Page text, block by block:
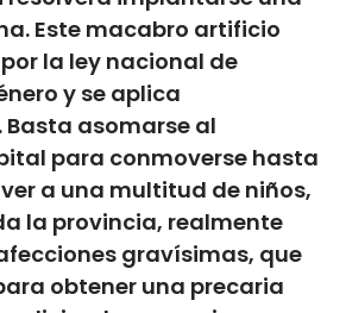
Este macabro artificio
la ley nacional de
y se aplica
asomarse al
para conmoverse hasta
a una multitud de niños,
la provincia, realmente
gravísimas, que
obtener una precaria